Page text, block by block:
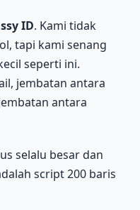
ID. Kami tidak
tapi kami senang
seperti ini.
jembatan antara
antara
selalu besar dan
script 200 baris